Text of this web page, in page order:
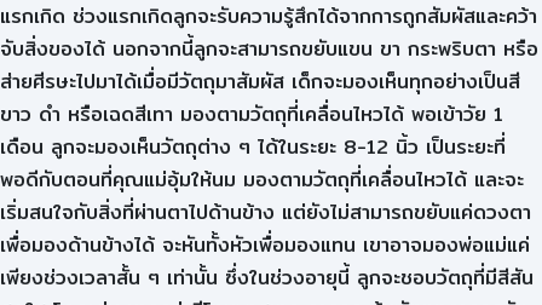
แรกเกิด ช่วงแรกเกิดลูกจะรับความรู้สึกได้จากการถูกสัมผัสและคว้า
จับสิ่งของได้ นอกจากนี้ลูกจะสามารถขยับแขน ขา กระพริบตา หรือ
ส่ายศีรษะไปมาได้เมื่อมีวัตถุมาสัมผัส เด็กจะมองเห็นทุกอย่างเป็นสี
ขาว ดำ หรือเฉดสีเทา มองตามวัตถุที่เคลื่อนไหวได้ พอเข้าวัย 1
เดือน ลูกจะมองเห็นวัตถุต่าง ๆ ได้ในระยะ 8-12 นิ้ว เป็นระยะที่
พอดีกับตอนที่คุณแม่อุ้มให้นม มองตามวัตถุที่เคลื่อนไหวได้ และจะ
เริ่มสนใจกับสิ่งที่ผ่านตาไปด้านข้าง แต่ยังไม่สามารถขยับแค่ดวงตา
เพื่อมองด้านข้างได้ จะหันทั้งหัวเพื่อมองแทน เขาอาจมองพ่อแม่แค่
เพียงช่วงเวลาสั้น ๆ เท่านั้น ซึ่งในช่วงอายุนี้ ลูกจะชอบวัตถุที่มีสีสัน